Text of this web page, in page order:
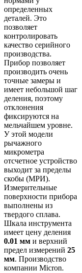
определенных
деталей. Это
позволяет
контролировать
качество серийного
производства.
Прибор позволяет
производить очень
точные замеры и
имеет небольшой шаг
деления, поэтому
отклонения
фиксируются на
мельчайшем уровне.
У этой модели
рычажного
микрометра
отсчетное устройство
выходит за пределы
скобы (МРИ).
Измерительные
поверхности прибора
выполнены из
твердого сплава.
Шкала инструмента
имеет цену деления
0.01 мм и верхний
предел измерений 25
мм. Производство
компании Micron.